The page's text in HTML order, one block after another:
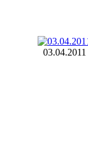
03.04.2011